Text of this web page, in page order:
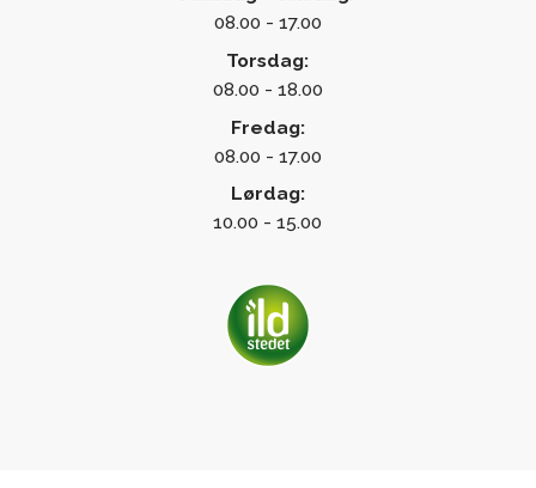
08.00 - 17.00
Torsdag:
08.00 - 18.00
Fredag:
08.00 - 17.00
Lørdag:
10.00 - 15.00